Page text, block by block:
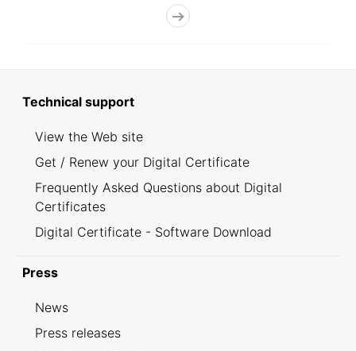
Technical support
View the Web site
Get / Renew your Digital Certificate
Frequently Asked Questions about Digital
Certificates
Digital Certificate - Software Download
Press
News
Press releases